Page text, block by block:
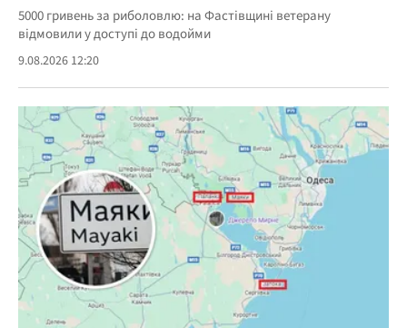
5000 гривень за риболовлю: на Фастівщині ветерану
відмовили у доступі до водойми
9.08.2026 12:20